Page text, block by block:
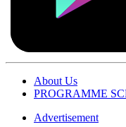
About Us
PROGRAMME
Advertisement